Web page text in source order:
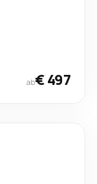
ab€ 497